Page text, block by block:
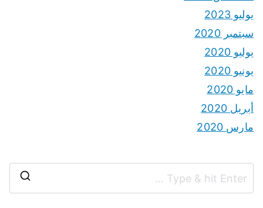
يوليو 2023
سبتمبر 2020
يوليو 2020
يونيو 2020
مايو 2020
أبريل 2020
مارس 2020